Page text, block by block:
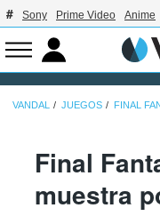
Sony Prime Video Anime
VANDAL JUEGOS FINAL
Final
muestra